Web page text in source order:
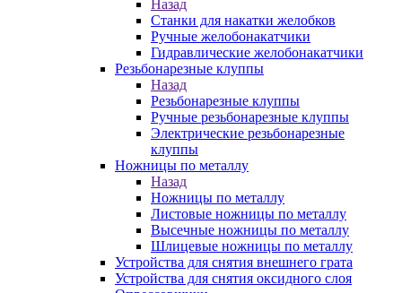
Назад
Станки для накатки желобков
Ручные желобонакатчики
Гидравлические желобонакатчики
Резьбонарезные клуппы
Назад
Резьбонарезные клуппы
Ручные резьбонарезные клуппы
Электрические резьбонарезные
клуппы
Ножницы по металлу
Назад
Ножницы по металлу
Листовые ножницы по металлу
Высечные ножницы по металлу
Шлицевые ножницы по металлу
Устройства для снятия внешнего грата
Устройства для снятия оксидного слоя